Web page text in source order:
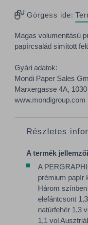
Görgess ide:
Magas volumenitású
papírcsalád simított
Gyári adatok:
Mondi Paper Sales
Marxergasse 4A,
www.mondigroup.com
Részletes
A termék jellemzői
A
prémium papír
Három
elefántcsont
natúrfehér 1,3
1,1 vol